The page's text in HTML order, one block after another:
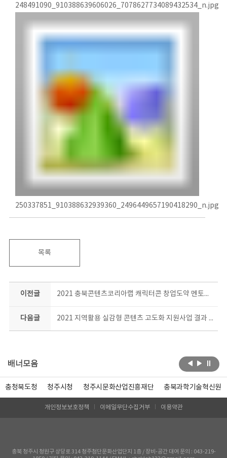
248491090_910388639606026_7078627734089432534_n.jpg
250337851_910388632939360_2496449657190418290_n.jpg
목록
이전글 2021 충북콘텐츠코리아랩 캐릭터콘 창업도약 멘토링 과정 시작!!
다음글 2021 지역활용 실감형 콘텐츠 고도화 지원사업 결과 평가
배너모음
충청북도청 청주시청 청주시문화산업진흥재단 충북과학기술혁신원
개인정보보호정책 이메일무단수집거부 이용약관
충북 청주시 청원구 상당로 314 청주첨단문화산업단지 1층 / 장비-공간 대여 문의 : 043-219-